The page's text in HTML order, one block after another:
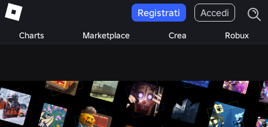
Charts Marketplace Crea Robux
Registrati Accedi